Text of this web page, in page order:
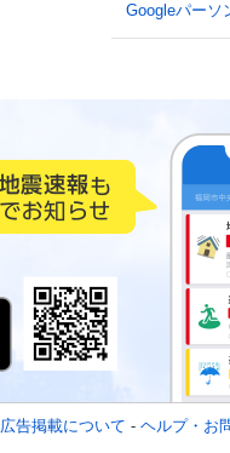
Googleパーソ
広告掲載について - ヘルプ・お